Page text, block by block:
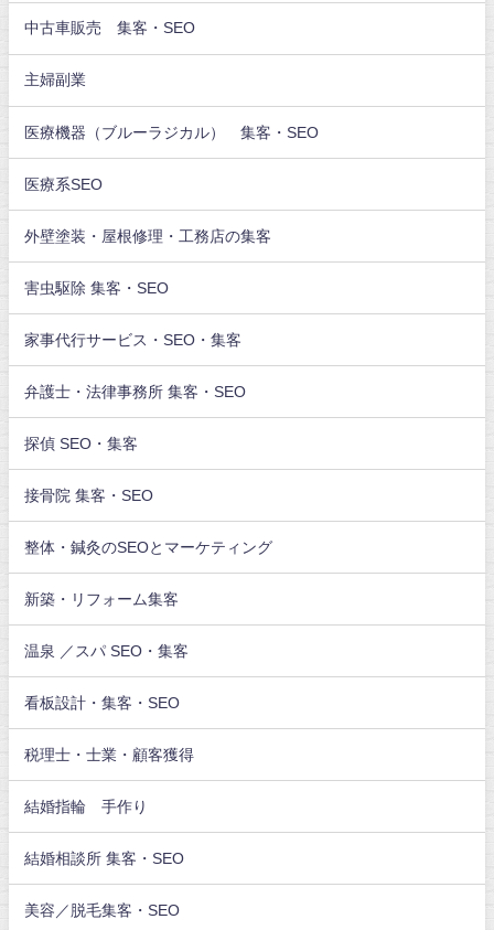
中古車販売 集客・SEO
主婦副業
医療機器（ブルーラジカル） 集客・SEO
医療系SEO
外壁塗装・屋根修理・工務店の集客
害虫駆除 集客・SEO
家事代行サービス・SEO・集客
弁護士・法律事務所 集客・SEO
探偵 SEO・集客
接骨院 集客・SEO
整体・鍼灸のSEOとマーケティング
新築・リフォーム集客
温泉 ／スパ SEO・集客
看板設計・集客・SEO
税理士・士業・顧客獲得
結婚指輪 手作り
結婚相談所 集客・SEO
美容／脱毛集客・SEO